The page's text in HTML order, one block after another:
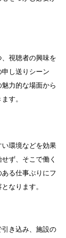
視聴者の興味を
し送りシーン
力的な場面から
す。
環境などを効果
ず、そこで働く
る仕事ぶりにフ
なります。
き込み、施設の